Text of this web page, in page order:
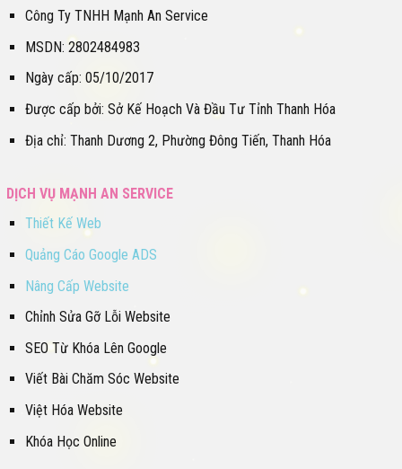
Công Ty TNHH Mạnh An Service
MSDN: 2802484983
Ngày cấp: 05/10/2017
Được cấp bởi: Sở Kế Hoạch Và Đầu Tư Tỉnh Thanh Hóa
Địa chỉ: Thanh Dương 2, Phường Đông Tiến, Thanh Hóa
DỊCH VỤ MẠNH AN SERVICE
Thiết Kế Web
Quảng Cáo Google ADS
Nâng Cấp Website
Chỉnh Sửa Gỡ Lỗi Website
SEO Từ Khóa Lên Google
Viết Bài Chăm Sóc Website
Việt Hóa Website
Khóa Học Online